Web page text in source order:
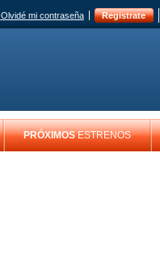
Olvidé mi contraseña Registrate
PRÓXIMOSESTRENOS